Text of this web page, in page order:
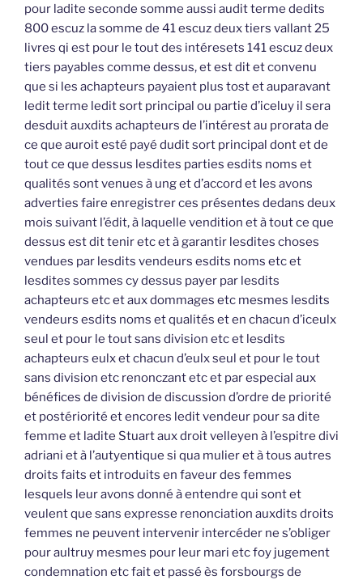
pour ladite seconde somme aussi audit terme dedits
800 escuz la somme de 41 escuz deux tiers vallant 25
livres qi est pour le tout des intéresets 141 escuz deux
tiers payables comme dessus, et est dit et convenu
que si les achapteurs payaient plus tost et auparavant
ledit terme ledit sort principal ou partie d’iceluy il sera
desduit auxdits achapteurs de l’intérest au prorata de
ce que auroit esté payé dudit sort principal dont et de
tout ce que dessus lesdites parties esdits noms et
qualités sont venues à ung et d’accord et les avons
adverties faire enregistrer ces présentes dedans deux
mois suivant l’édit, à laquelle vendition et à tout ce que
dessus est dit tenir etc et à garantir lesdites choses
vendues par lesdits vendeurs esdits noms etc et
lesdites sommes cy dessus payer par lesdits
achapteurs etc et aux dommages etc mesmes lesdits
vendeurs esdits noms et qualités et en chacun d’iceulx
seul et pour le tout sans division etc et lesdits
achapteurs eulx et chacun d’eulx seul et pour le tout
sans division etc renonczant etc et par especial aux
bénéfices de division de discussion d’ordre de priorité
et postériorité et encores ledit vendeur pour sa dite
femme et ladite Stuart aux droit velleyen à l’espitre divi
adriani et à l’autyentique si qua mulier et à tous autres
droits faits et introduits en faveur des femmes
lesquels leur avons donné à entendre qui sont et
veulent que sans expresse renonciation auxdits droits
femmes ne peuvent intervenir intercéder ne s’obliger
pour aultruy mesmes pour leur mari etc foy jugement
condemnation etc fait et passé ès forsbourgs de